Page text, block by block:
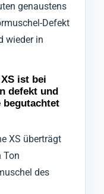
genaustens
Defekt
wieder in
ist bei
defekt und
begutachtet
XS überträgt
Ton
des